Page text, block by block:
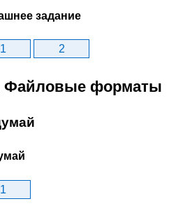
задание
1 2
Файловые форматы
1